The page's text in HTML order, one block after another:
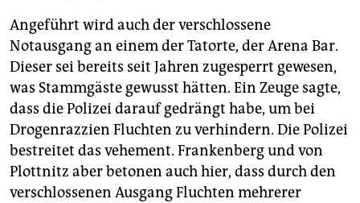
Angeführt wird auch der verschlossene
Notausgang an einem der Tatorte, der Arena Bar.
Dieser sei bereits seit Jahren zugesperrt gewesen,
was Stammgäste gewusst hätten. Ein Zeuge sagte,
dass die Polizei darauf gedrängt habe, um bei
Drogenrazzien Fluchten zu verhindern. Die Polizei
bestreitet das vehement. Frankenberg und von
Plottnitz aber betonen auch hier, dass durch den
verschlossenen Ausgang Fluchten mehrerer